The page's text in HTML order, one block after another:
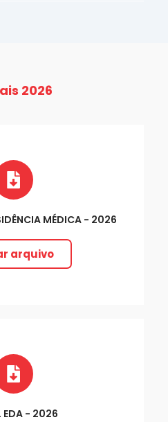
2026
MÉDICA - 2026
arquivo
EDA - 2026